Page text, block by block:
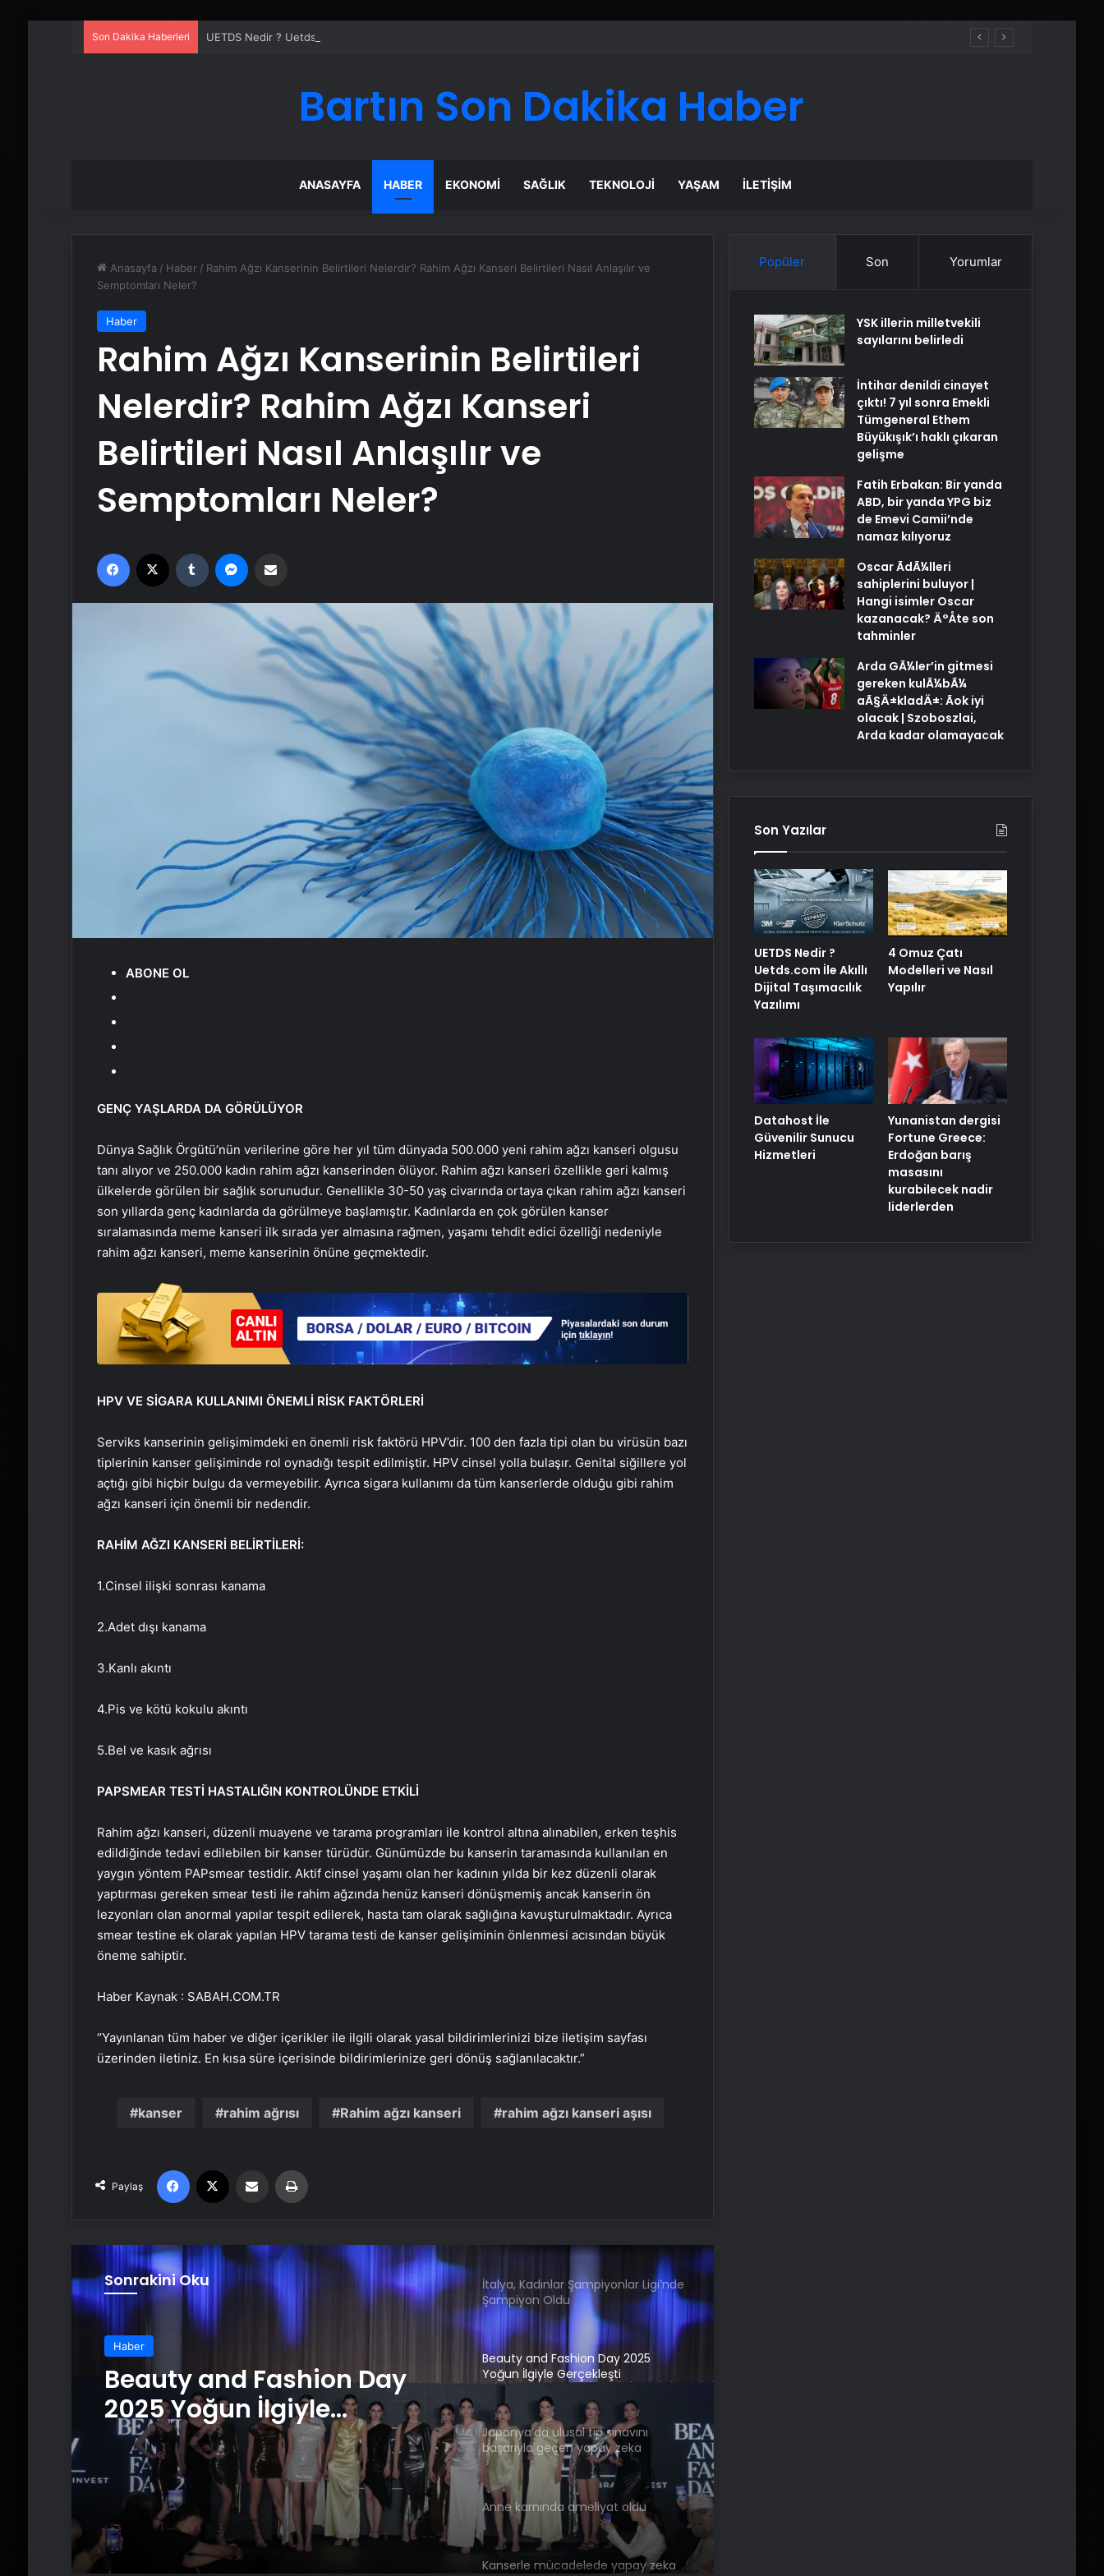
Son Dakika Haberleri UETDS Nedir ? Uetds.com İle Akıllı Dijital Taşımacılık Yazılımı
Bartın Son Dakika Haber
ANASAYFA HABER EKONOMI SAĞLIK TEKNOLOJI YAŞAM İLETIŞIM
Anasayfa / Haber / Rahim Ağzı Kanserinin Belirtileri Nelerdir? Rahim Ağzı Kanseri Belirtileri Nasıl Anlaşılır ve
Semptomları Neler?
Haber
Rahim Ağzı Kanserinin Belirtileri
Nelerdir? Rahim Ağzı Kanseri
Belirtileri Nasıl Anlaşılır ve
Semptomları Neler?
Facebook Tumblr
ABONE OL
GENÇ YAŞLARDA DA GÖRÜLÜYOR
Dünya Sağlık Örgütü’nün verilerine göre her yıl tüm dünyada 500.000 yeni rahim ağzı kanseri olgusu
tanı alıyor ve 250.000 kadın rahim ağzı kanserinden ölüyor. Rahim ağzı kanseri özellikle geri kalmış
ülkelerde görülen bir sağlık sorunudur. Genellikle 30-50 yaş civarında ortaya çıkan rahim ağzı kanseri
son yıllarda genç kadınlarda da görülmeye başlamıştır. Kadınlarda en çok görülen kanser
sıralamasında meme kanseri ilk sırada yer almasına rağmen, yaşamı tehdit edici özelliği nedeniyle
rahim ağzı kanseri, meme kanserinin önüne geçmektedir.
HPVVE SİGARA KULLANIMI ÖNEMLİ RİSK FAKTÖRLERİ
Serviks kanserinin gelişimimdeki en önemli risk faktörü HPV’dir. 100 den fazla tipi olan bu virüsün bazı
tiplerinin kanser gelişiminde rol oynadığı tespit edilmiştir. HPVcinsel yolla bulaşır. Genital siğillere yol
açtığı gibi hiçbir bulgu da vermeyebilir. Ayrıca sigara kullanımı da tüm kanserlerde olduğu gibi rahim
ağzı kanseri için önemli bir nedendir.
RAHİM AĞZI KANSERİ BELİRTİLERİ:
1.Cinsel ilişki sonrası kanama
2.Adet dışı kanama
3.Kanlı akıntı
4.Pis ve kötü kokulu akıntı
5.Bel ve kasık ağrısı
PAPSMEARTESTİ HASTALIĞIN KONTROLÜNDE ETKİLİ
Rahim ağzı kanseri, düzenli muayene ve tarama programları ile kontrol altına alınabilen, erken teşhis
edildiğinde tedavi edilebilen bir kanser türüdür. Günümüzde bu kanserin taramasında kullanılan en
yaygın yöntem PAPsmeartestidir. Aktif cinsel yaşamı olan her kadının yılda bir kez düzenli olarak
yaptırması gereken smeartesti ile rahim ağzında henüz kanseri dönüşmemiş ancak kanserin ön
lezyonları olan anormal yapılar tespit edilerek, hasta tam olarak sağlığına kavuşturulmaktadır. Ayrıca
smeartestine ek olarak yapılan HPVtarama testi de kanser gelişiminin önlenmesi acısından büyük
öneme sahiptir.
Haber Kaynak : SABAH.COM.TR
“Yayınlanan tüm haber ve diğer içerikler ile ilgili olarak yasal bildirimlerinizi bize iletişim sayfası
üzerinden iletiniz. En kısa süre içerisinde bildirimlerinize geri dönüş sağlanılacaktır.”
kanser rahim ağrısı Rahim ağzı kanseri rahim ağzı kanseri aşısı
Paylaş
Facebook Email'den paylaş
Sonrakini Oku
Haber
Beauty and Fashion Day
2025 Yoğun İlgiyle
Gerçekleşti
Haber
Japonya’da ulusal tıp
sınavını başarıyla geçen
yapay zeka geliştirildi
Video. Norveç Prensesi Ingrid, devlet
ziyareti programına ilk kez katıldı
İlk evcil kedilerin Çin’e İpek Yolu
üzerinden gittiği ortaya çıktı
Donatella Versace’nin modanın
Beauty and Fashion Day 2025
Yoğun İlgiyle Gerçekleşti
Japonya’da ulusal tıp sınavını
başarıyla geçen yapay zeka
geliştirildi
Anne karnında ameliyat oldu
Kanserle mücadelede yapay zeka
ile ışık hızında tedavi
Video. Norveç Prensesi Ingrid, devlet
Popüler Son Yorumlar
YSK illerin milletvekili
sayılarını belirledi
İntihar denildi cinayet
çıktı! 7 yıl sonra Emekli
Tümgeneral Ethem
Büyükışık’ı haklı çıkaran
gelişme
Fatih Erbakan: Bir yanda
ABD, bir yanda YPG biz
de Emevi Camii’nde
namaz kılıyoruz
Oscar ÃdÃ¼lleri
sahiplerini buluyor |
Hangi isimler Oscar
kazanacak? Ä°Åte son
tahminler
Arda GÃ¼ler’in gitmesi
gereken kulÃ¼bÃ¼
aÃ§Ä±kladÄ±: Ãok iyi
olacak | Szoboszlai,
Arda kadar olamayacak
Son Yazılar
UETDS Nedir ?
Uetds.com İle Akıllı
Dijital Taşımacılık
Yazılımı
4 Omuz Çatı
Modelleri ve Nasıl
Yapılır
Datahost İle
Güvenilir Sunucu
Hizmetleri
Yunanistan dergisi
Fortune Greece:
Erdoğan barış
masasını
kurabilecek nadir
liderlerden